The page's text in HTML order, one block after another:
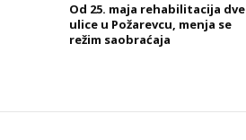
Od 25. maja rehabilitacija dve
ulice u Požarevcu, menja se
režim saobraćaja